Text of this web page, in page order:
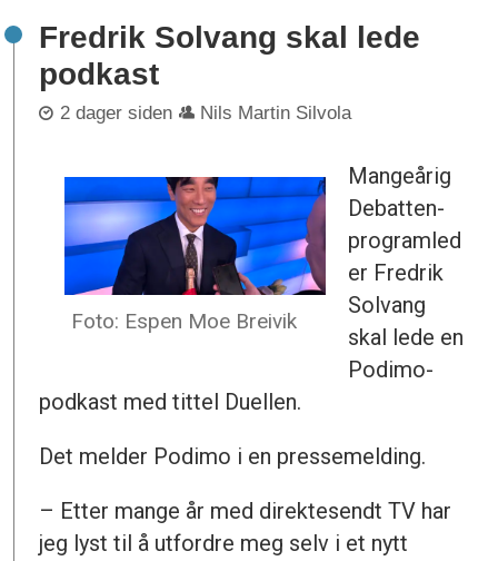
Fredrik Solvang skal lede
podkast
2 dager siden Nils Martin Silvola
Foto: Espen Moe Breivik
Mangeårig
Debatten-
programled
er Fredrik
Solvang
skal lede en
Podimo-
podkast med tittel Duellen.
Det melder Podimo i en pressemelding.
– Etter mange år med direktesendt TV har
jeg lyst til å utfordre meg selv i et nytt